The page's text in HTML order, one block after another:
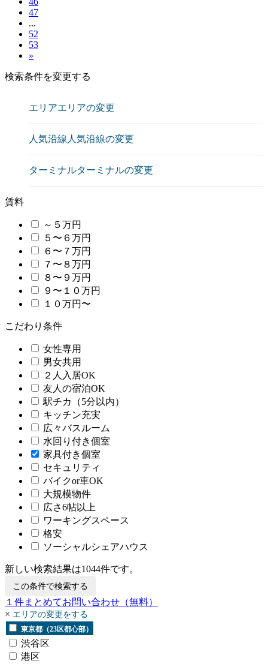
47
...
52
53
»
検索条件を変更する
エリアエリアの変更
人気沿線人気沿線の変更
ターミナルターミナルの変更
賃料
～５万円
５〜６万円
６〜７万円
７〜８万円
８〜９万円
９〜１０万円
１０万円〜
こだわり条件
女性専用
男女共用
２人入居OK
友人の宿泊OK
駅チカ（5分以内）
キッチン充実
広々バスルーム
水回り付き個室
家具付き個室
セキュリティ
バイクor車OK
大規模物件
広さ6帖以上
ワーキングスペース
格安
ソーシャルシェアハウス
新しい検索結果は1044件です。
この条件で検索する
１ 件まとめてお問い合わせ （無料）
× エリアの変更をする
東京都（23区都心部）
渋谷区
港区